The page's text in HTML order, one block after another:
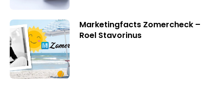
Marketingfacts Zomercheck –
Roel Stavorinus